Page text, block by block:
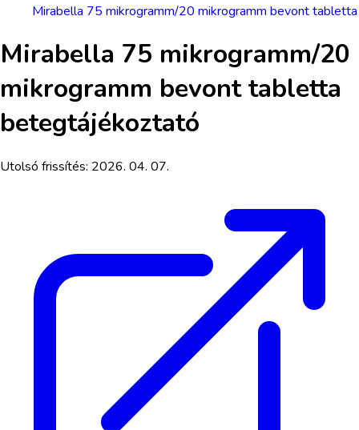
Mirabella 75 mikrogramm/20 mikrogramm bevont tabletta
Mirabella 75 mikrogramm/20
mikrogramm bevont tabletta
betegtájékoztató
Utolsó frissítés: 2026. 04. 07.